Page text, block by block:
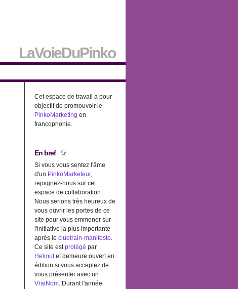
LaVoieDuPinko
Cet espace de travail a pour
objectif de promouvoir le
PinkoMarketing en
francophonie.
En bref
Si vous vous sentez l'âme
d'un PinkoMarketeur,
rejoignez-nous sur cet
espace de collaboration.
Nous serions très heureux de
vous ouvrir les portes de ce
site pour vous emmener sur
l'initiative la plus importante
après le cluetrain-manifesto.
Ce site estprotégé par
Helmutet demeure ouvert en
édition si vous acceptez de
vous présenter avec un
VraiNom. Durant l'année